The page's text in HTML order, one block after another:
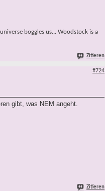
boggles us... Woodstock is a
Zitieren
#724
gibt, was NEM angeht.
Zitieren